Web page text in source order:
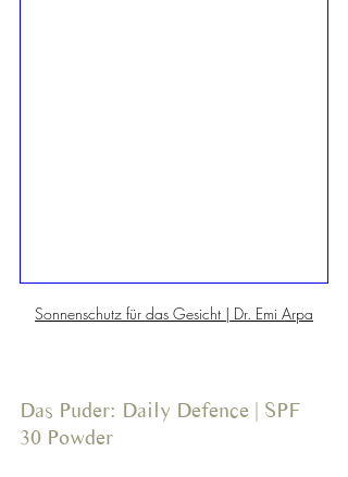
Sonnenschutz für das Gesicht | Dr. Emi Arpa
Das Puder: Daily Defence | SPF
30 Powder